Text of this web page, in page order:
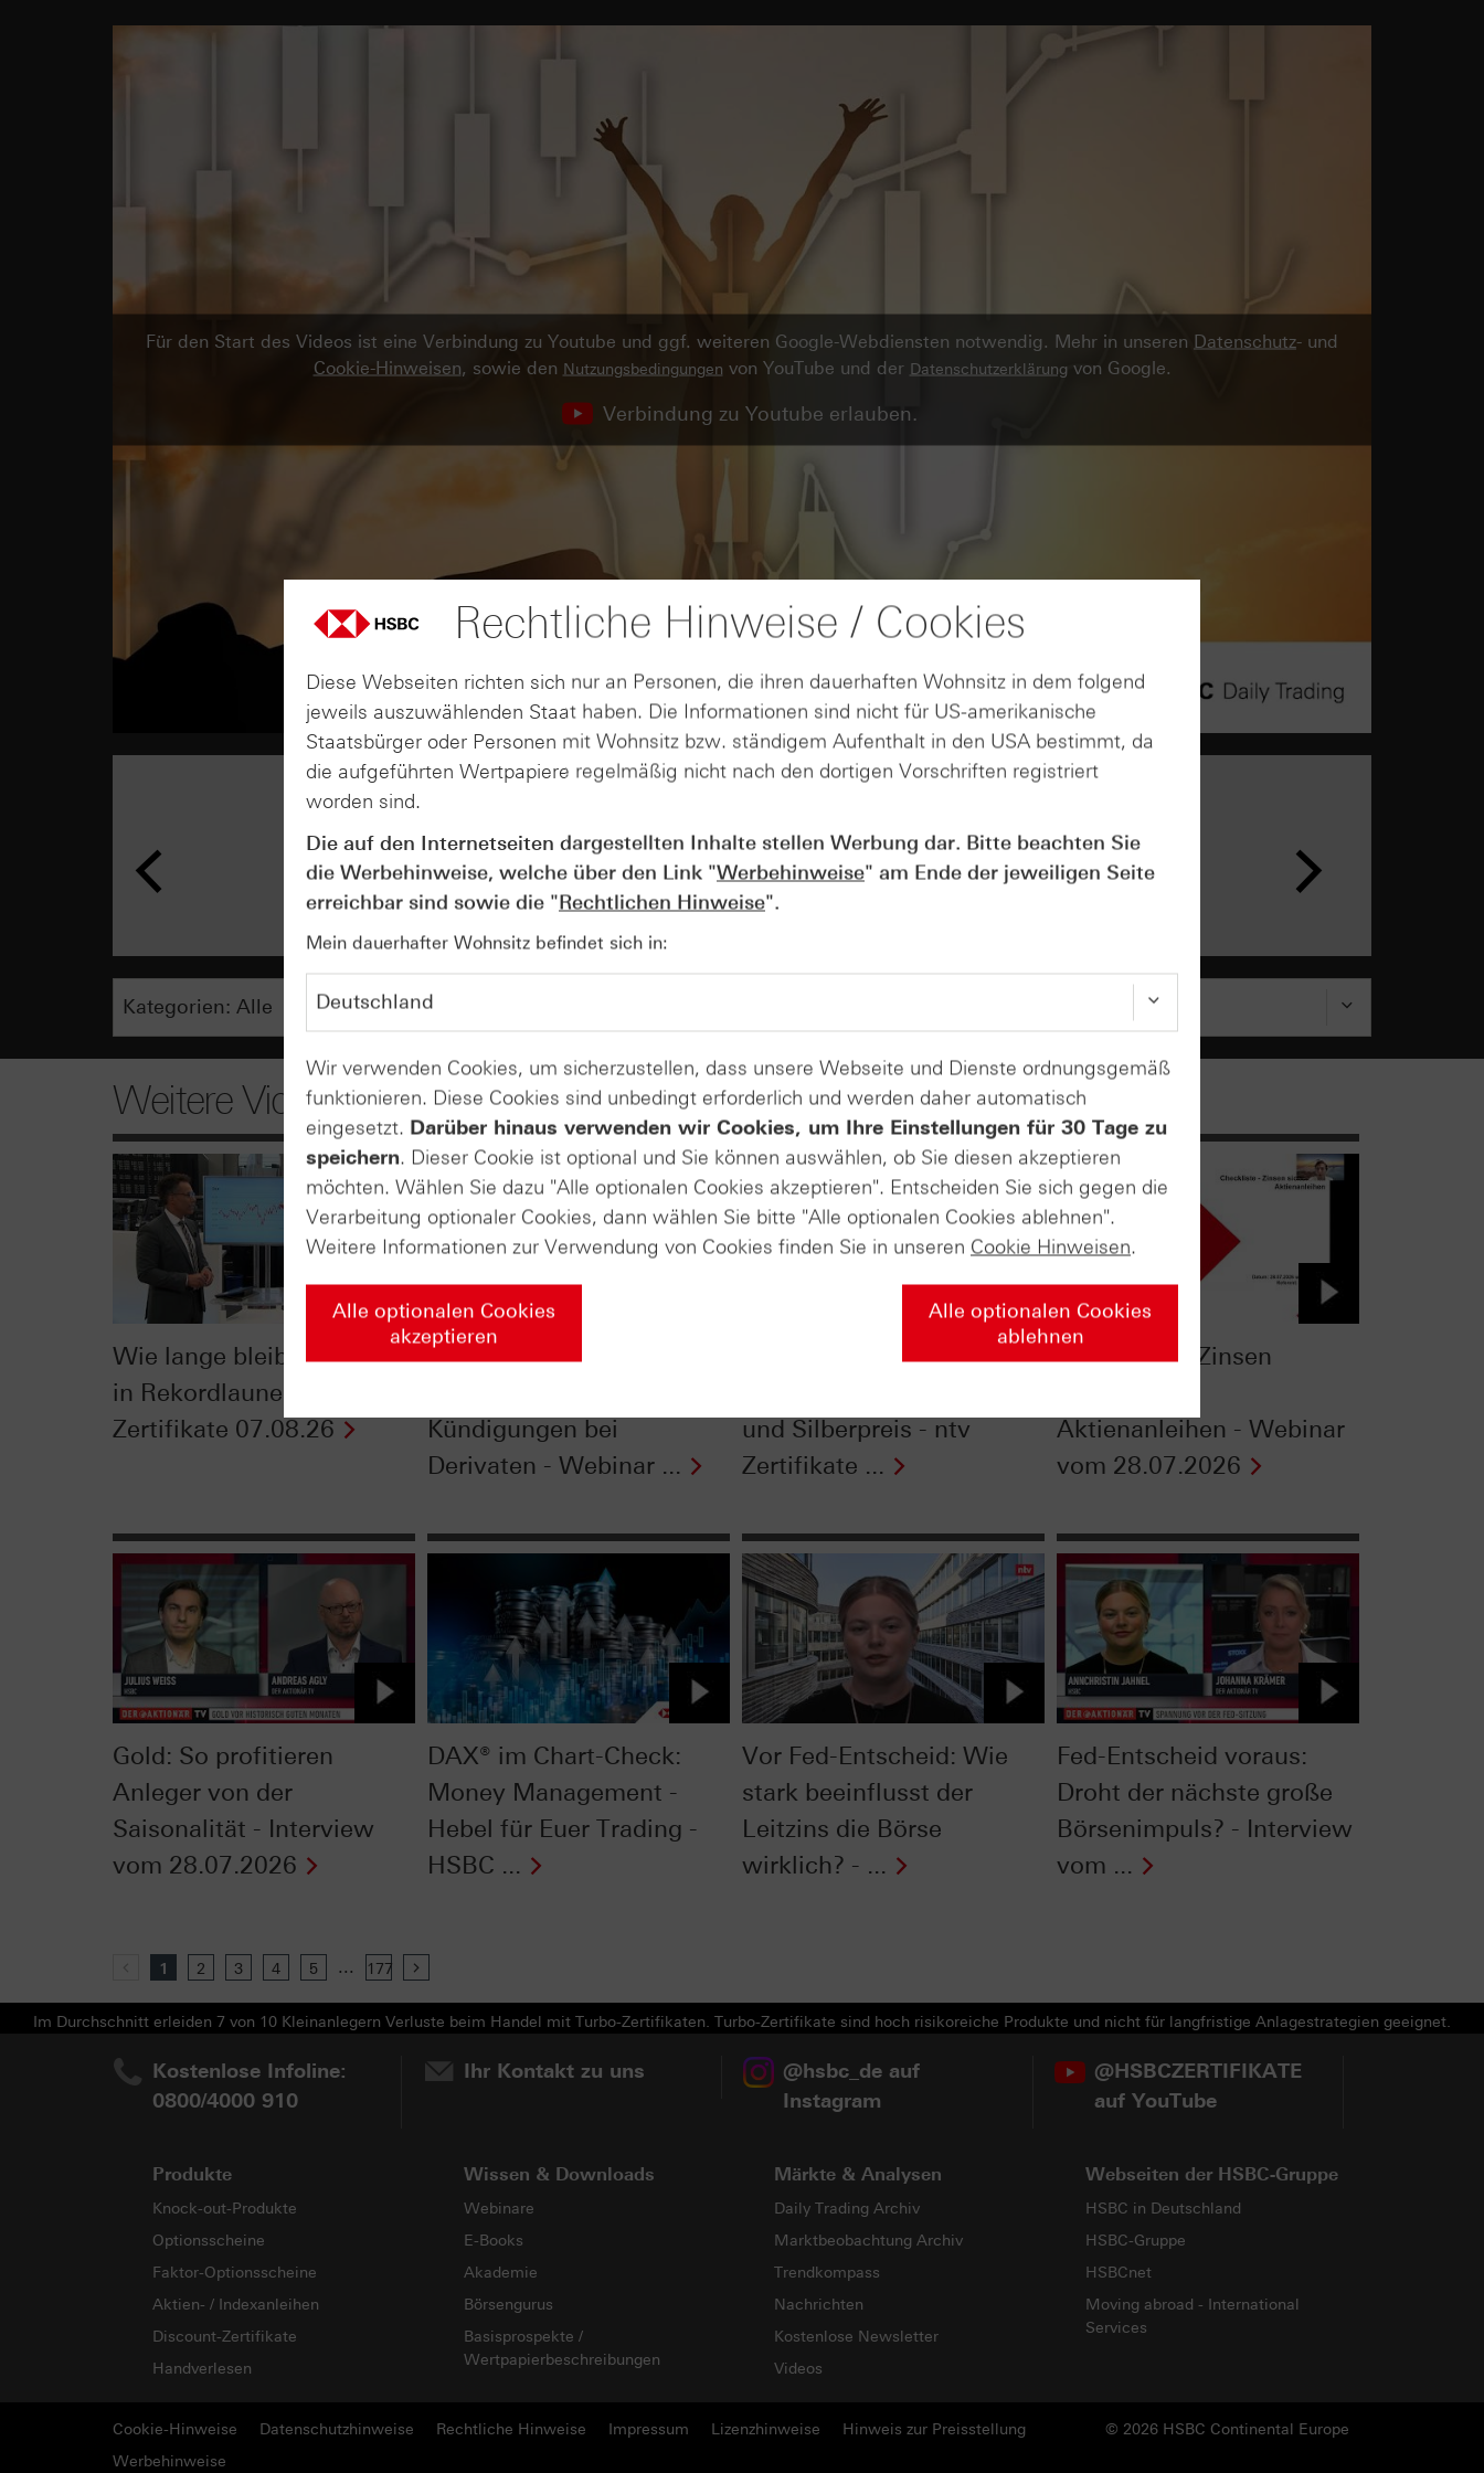
Für den Start des Videos ist eine Verbindung zu Youtube und ggf. weiteren Google-Webdiensten notwendig. Mehr in unseren Datenschutz- und
Cookie-Hinweisen, sowie den Nutzungsbedingungen von YouTube und der Datenschutzerklärung von Google.
Verbindung zu Youtube erlauben.
07
Wie lange bleibt der DAX® in
Rekordlaune? - ntv Zertifikate
07.08.26
Weitere Videos
Wie lange bleibt der DAX®
in Rekordlaune? - ntv
Zertifikate 07.08.26
Der Blick ins
Kündigungen bei
Derivaten - Webinar ...
Der Einfluss der
und Silberpreis - ntv
Zertifikate ...
Checkliste - Zinsen
Aktienanleihen - Webinar
vom 28.07.2026
Gold: So profitieren
Anleger von der
Saisonalität - Interview
vom 28.07.2026
DAX® im Chart-Check:
Money Management -
Hebel für Euer Trading -
HSBC ...
Vor Fed-Entscheid: Wie
stark beeinflusst der
Leitzins die Börse
wirklich? - ...
Fed-Entscheid voraus:
Droht der nächste große
Börsenimpuls? - Interview
vom ...
Previous
1 2 3 4 5 ... 177
Im Durchschnitt erleiden 7 von 10 Kleinanlegern Verluste beim Handel mit Turbo-Zertifikaten. Turbo-Zertifikate sind hoch risikoreiche Produkte und nicht für langfristige Anlagestrategien geeignet.
Kostenlose Infoline:
0800/4000 910
Ihr Kontakt zu uns
@hsbc_de auf
Instagram
@HSBCZERTIFIKATE
auf YouTube
Produkte
Knock-out-Produkte
Optionsscheine
Faktor-Optionsscheine
Aktien- / Indexanleihen
Discount-Zertifikate
Handverlesen
Wissen & Downloads
Webinare
E-Books
Akademie
Börsengurus
Basisprospekte /
Wertpapierbeschreibungen
Märkte & Analysen
Daily Trading Archiv
Marktbeobachtung Archiv
Trendkompass
Nachrichten
Kostenlose Newsletter
Videos
Webseiten der HSBC-Gruppe
HSBC in Deutschland
HSBC-Gruppe
HSBCnet
Moving abroad - International
Services
Cookie-Hinweise Datenschutzhinweise Rechtliche Hinweise Impressum Lizenzhinweise © 2026 HSBC Continental Europe
Hinweis zur Preisstellung
Werbehinweise
Rechtliche Hinweise / Cookies
Diese Webseiten richten sich nur an Personen, die ihren dauerhaften Wohnsitz in dem folgend
jeweils auszuwählenden Staat haben. Die Informationen sind nicht für US-amerikanische
Staatsbürger oder Personen mit Wohnsitz bzw. ständigem Aufenthalt in den USA bestimmt, da
die aufgeführten Wertpapiere regelmäßig nicht nach den dortigen Vorschriften registriert
worden sind.
Die auf den Internetseiten dargestellten Inhalte stellen Werbung dar. Bitte beachten Sie
die Werbehinweise, welche über den Link "Werbehinweise" am Ende der jeweiligen Seite
erreichbar sind sowie die "Rechtlichen Hinweise".
Mein dauerhafter Wohnsitz befindet sich in:
Wir verwenden Cookies, um sicherzustellen, dass unsere Webseite und Dienste ordnungsgemäß
funktionieren. Diese Cookies sind unbedingt erforderlich und werden daher automatisch
eingesetzt. Darüber hinaus verwenden wir Cookies, um Ihre Einstellungen für 30 Tage zu
speichern. Dieser Cookie ist optional und Sie können auswählen, ob Sie diesen akzeptieren
möchten. Wählen Sie dazu "Alle optionalen Cookies akzeptieren". Entscheiden Sie sich gegen die
Verarbeitung optionaler Cookies, dann wählen Sie bitte "Alle optionalen Cookies ablehnen".
Weitere Informationen zur Verwendung von Cookies finden Sie in unseren Cookie Hinweisen.
Alle optionalen Cookies
akzeptieren
Alle optionalen Cookies
ablehnen